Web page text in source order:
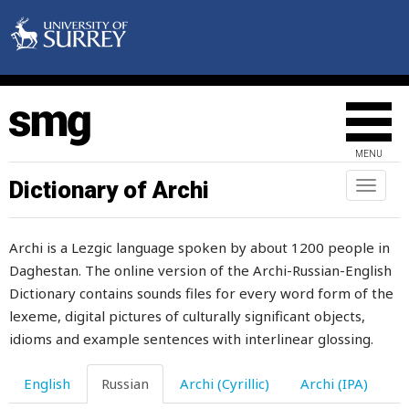
MENU
Toggle
Dictionary of Archi
Archi is a Lezgic language spoken by about 1200 people in
Daghestan. The online version of the Archi-Russian-English
Dictionary contains sounds files for every word form of the
lexeme, digital pictures of culturally significant objects,
idioms and example sentences with interlinear glossing.
English Russian Archi (Cyrillic) Archi (IPA)
сопляк
сорок
сорока
сороконожка
сорт
сосать